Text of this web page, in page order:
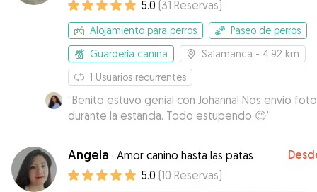
5.0 (31 Reservas)
Alojamiento para perros
Paseo de perros
Guardería canina
Salamanca - 4.92 km
1 Usuarios recurrentes
“Benito estuvo genial con Johanna! Nos envío
durante la estancia. Todo estupendo 😊”
Angela · Amor canino hasta las patas
5.0 (10 Reservas)